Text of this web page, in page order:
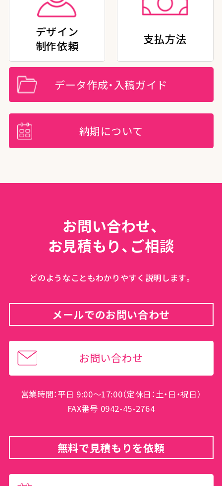
デザイン
制作依頼
支払方法
データ作成・入稿ガイド
納期について
お問い合わせ、
お見積もり、ご相談
どのようなこともわかりやすく説明します。
メールでのお問い合わせ
お問い合わせ
営業時間：平日 9:00～17:00（定休日：土・日・祝日）
FAX番号 0942-45-2764
無料で見積もりを依頼